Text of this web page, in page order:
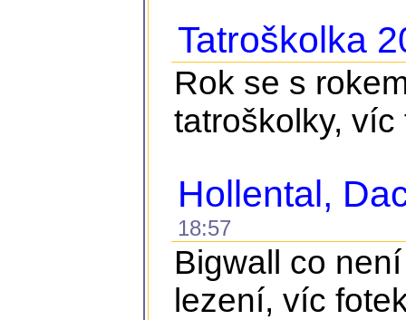
Tatroškolka
Rok se s
tatroškolky,
Hollental,
18:57
Bigwall co
lezení, víc